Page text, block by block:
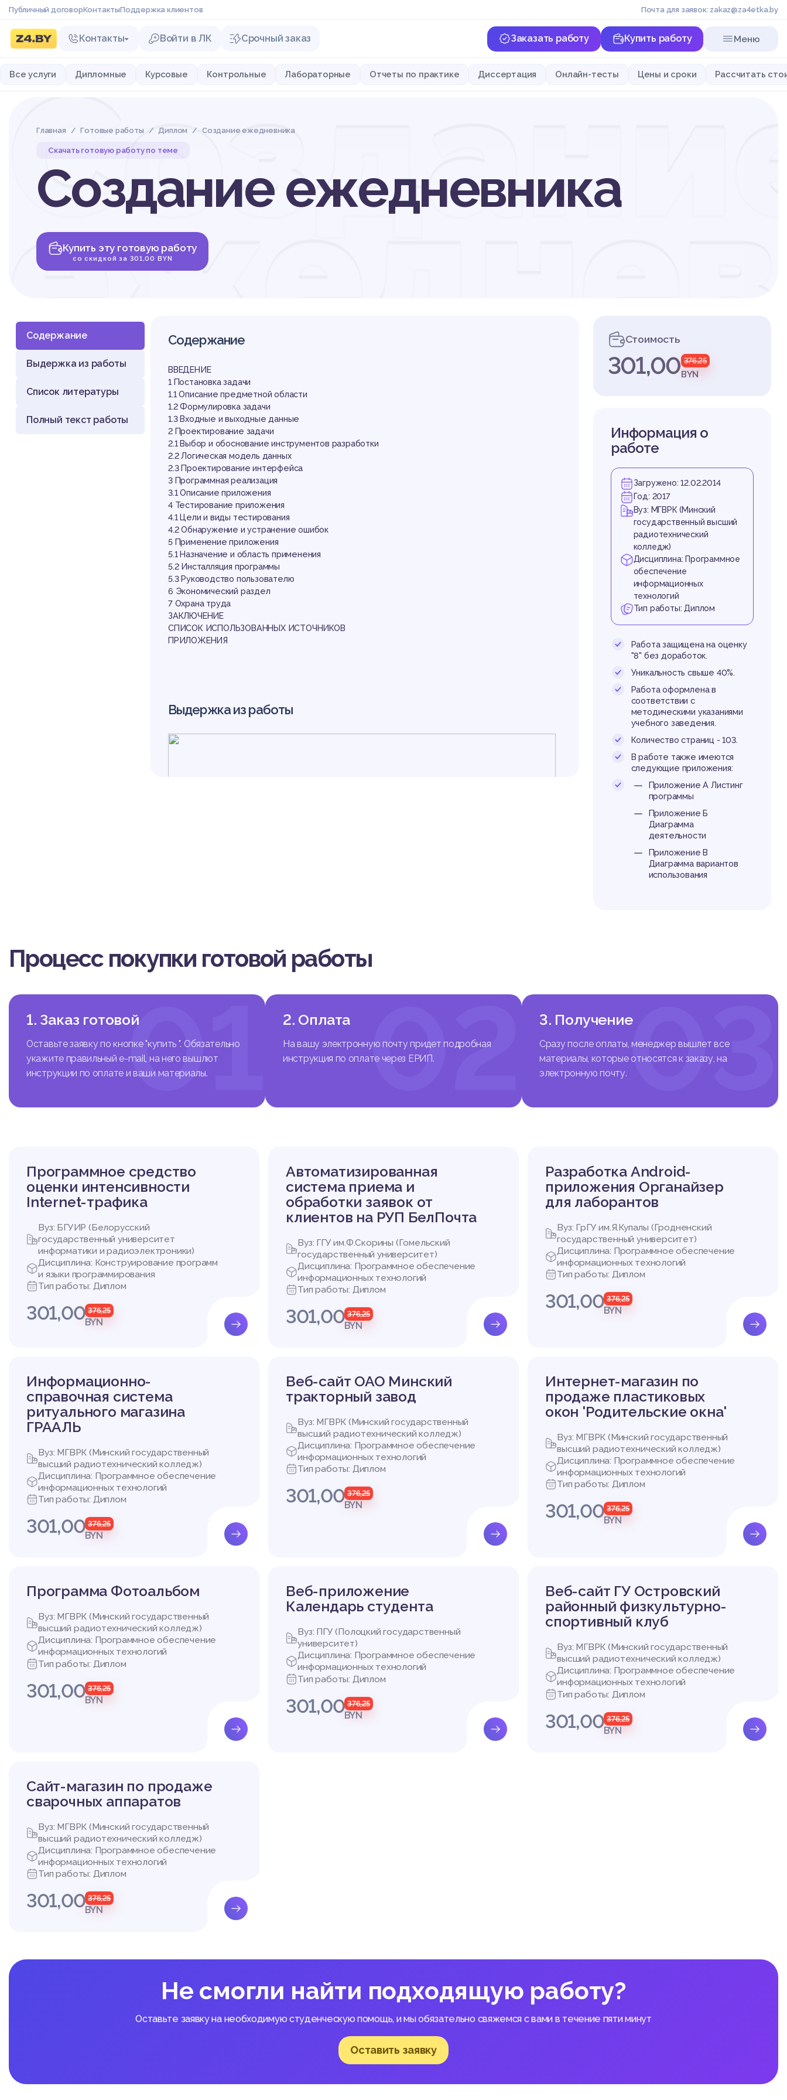
Публичный договорКонтактыПоддержка клиентов Почта для заявок: zakaz@za4etka.by
Контакты Войти в ЛК Срочный заказ Заказать работу Купить работу Меню
Все услуги Дипломные Курсовые Контрольные Лабораторные Отчеты по практике Диссертация Онлайн-тесты Цены и сроки Рассчитать
Главная Готовые работы Диплом Создание ежедневника
Скачать готовую работу по теме
Создание ежедневника
Купить эту готовую работу
со скидкой за 301,00 BYN
Содержание
Выдержка из работы
Список литературы
Полный текст работы
Содержание
ВВЕДЕНИЕ
1 Постановка задачи
1.1 Описание предметной области
1.2 Формулировка задачи
1.3 Входные и выходные данные
2 Проектирование задачи
2.1 Выбор и обоснование инструментов разработки
2.2 Логическая модель данных
2.3 Проектирование интерфейса
3 Программная реализация
3.1 Описание приложения
4 Тестирование приложения
4.1 Цели и виды тестирования
4.2 Обнаружение и устранение ошибок
5 Применение приложения
5.1 Назначение и область применения
5.2 Инсталляция программы
5.3 Руководство пользователю
6 Экономический раздел
7 Охрана труда
ЗАКЛЮЧЕНИЕ
СПИСОК ИСПОЛЬЗОВАННЫХ ИСТОЧНИКОВ
ПРИЛОЖЕНИЯ
Выдержка из работы
Стоимость
301,00 376,25
BYN
Информация о
работе
Загружено: 12.02.2014
Год: 2017
Вуз: МГВРК (Минский
государственный высший
радиотехнический
колледж)
Дисциплина: Программное
обеспечение
информационных
технологий
Тип работы: Диплом
Работа защищена на оценку
"8" без доработок.
Уникальность свыше 40%.
Работа оформлена в
соответствии с
методическими указаниями
учебного заведения.
Количество страниц - 103.
В работе также имеются
следующие приложения:
Приложение А Листинг
программы
Приложение Б
Диаграмма
деятельности
Приложение В
Диаграмма вариантов
использования
Процесс покупки готовой работы
01
1. Заказ готовой
Оставьте заявку по кнопке "купить ". Обязательно
укажите правильный e-mail, на него вышлют
инструкции по оплате и ваши материалы.
02
2. Оплата
На вашу электронную почту придет подробная
инструкция по оплате через ЕРИП.
03
3. Получение
Сразу после оплаты, менеджер вышлет все
материалы, которые относятся к заказу, на
электронную почту.
Программное средство
оценки интенсивности
Internet-трафика
Вуз: БГУИР (Белорусский
государственный университет
информатики и радиоэлектроники)
Дисциплина: Конструирование программ
и языки программирования
Тип работы: Диплом
301,00 376,25
BYN
Автоматизированная
система приема и
обработки заявок от
клиентов на РУП БелПочта
Вуз: ГГУ им.Ф.Скорины (Гомельский
государственный университет)
Дисциплина: Программное обеспечение
информационных технологий
Тип работы: Диплом
301,00 376,25
BYN
Разработка Android-
приложения Органайзер
для лаборантов
Вуз: ГрГУ им.Я.Купалы (Гродненский
государственный университет)
Дисциплина: Программное обеспечение
информационных технологий
Тип работы: Диплом
301,00 376,25
BYN
Информационно-
справочная система
ритуального магазина
ГРААЛЬ
Вуз: МГВРК (Минский государственный
высший радиотехнический колледж)
Дисциплина: Программное обеспечение
информационных технологий
Тип работы: Диплом
301,00 376,25
BYN
Веб-сайт ОАО Минский
тракторный завод
Вуз: МГВРК (Минский государственный
высший радиотехнический колледж)
Дисциплина: Программное обеспечение
информационных технологий
Тип работы: Диплом
301,00 376,25
BYN
Интернет-магазин по
продаже пластиковых
окон 'Родительские окна'
Вуз: МГВРК (Минский государственный
высший радиотехнический колледж)
Дисциплина: Программное обеспечение
информационных технологий
Тип работы: Диплом
301,00 376,25
BYN
Программа Фотоальбом
Вуз: МГВРК (Минский государственный
высший радиотехнический колледж)
Дисциплина: Программное обеспечение
информационных технологий
Тип работы: Диплом
301,00 376,25
BYN
Веб-приложение
Календарь студента
Вуз: ПГУ (Полоцкий государственный
университет)
Дисциплина: Программное обеспечение
информационных технологий
Тип работы: Диплом
301,00 376,25
BYN
Веб-сайт ГУ Островский
районный физкультурно-
спортивный клуб
Вуз: МГВРК (Минский государственный
высший радиотехнический колледж)
Дисциплина: Программное обеспечение
информационных технологий
Тип работы: Диплом
301,00 376,25
BYN
Сайт-магазин по продаже
сварочных аппаратов
Вуз: МГВРК (Минский государственный
высший радиотехнический колледж)
Дисциплина: Программное обеспечение
информационных технологий
Тип работы: Диплом
301,00 376,25
BYN
Не смогли найти подходящую работу?
Оставьте заявку на необходимую студенческую помощь, и мы обязательно свяжемся с вами в течение пяти минут
Оставить заявку